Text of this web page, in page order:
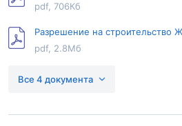
pdf, 706Кб
Разрешение на строительство
pdf, 2.8Мб
Проектная декларация Wave 2
Разрешение на строительство
Все 4 документа